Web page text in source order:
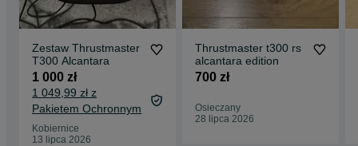
Zestaw Thrustmaster
T300 Alcantara
1 000 zł
1 049,99 zł z
Pakietem Ochronnym
Kobiernice
13 lipca 2026
Thrustmaster t300 rs
alcantara edition
700 zł
Osieczany
28 lipca 2026